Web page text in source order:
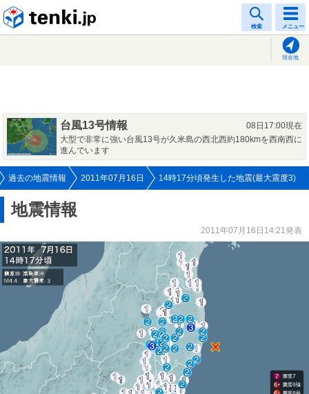
検索 メニュー
現在地
台風13号情報
08日17:00現在
大型で非常に強い台風13号が久米島の西北西約180kmを西南西に
進んでいます
過去の地震情報 2011年07月16日 14時17分頃発生した地震(最大震度3)
地震情報
2011年07月16日14:21発表